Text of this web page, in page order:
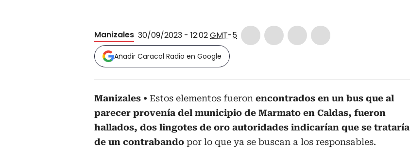
Manizales 30/09/2023 - 12:02GMT-5
Añadir Caracol Radio en Google
Manizales Estos elementos fueron encontrados en un bus que al
parecer provenía del municipio de Marmato en Caldas, fueron
hallados, dos lingotes de oro autoridades indicarían que se trataría
de un contrabando por lo que ya se buscan a los responsables.